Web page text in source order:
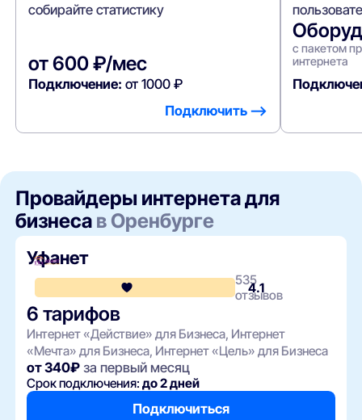
собирайте статистику
от 600 ₽/мес
Подключение: от 1000 ₽
Подключить —>
с пакетом
интернета
Провайдеры интернета для
бизнеса в Оренбурге
Уфанет
4.1
535
отзывов
6 тарифов
Интернет «Действие» для Бизнеса, Интернет
«Мечта» для Бизнеса, Интернет «Цель» для Бизнеса
от 340₽ за первый месяц
Срок подключения:до 2 дней
Подключиться